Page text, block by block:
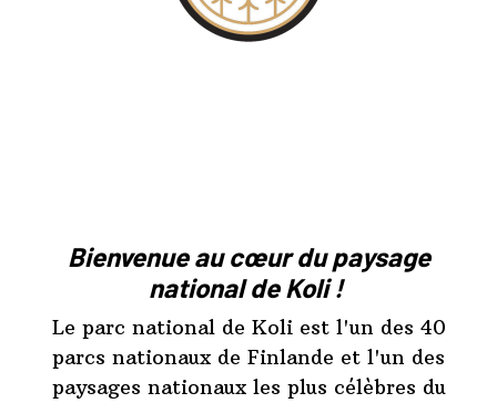
Bienvenue au cœur du paysage
national de Koli !
Le parc national de Koli est l'un des 40
parcs nationaux de Finlande et l'un des
paysages nationaux les plus célèbres du